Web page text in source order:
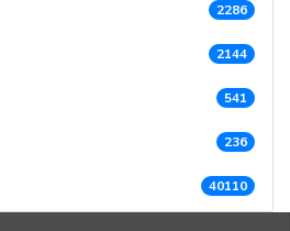
2286
2144
541
236
40110